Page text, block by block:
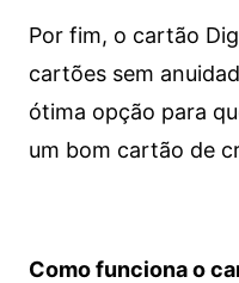
Por fim, o cartão
cartões sem
ótima opção para
um bom cartão de
Como funciona o